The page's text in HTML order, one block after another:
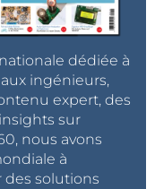
dédiée à
ingénieurs,
expert, des
sur
nous avons
à
des solutions